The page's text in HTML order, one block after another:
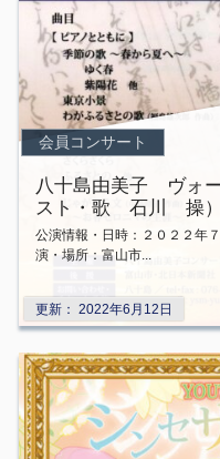
更新： 2022年6月12日
会員コンサート
八十島由美子 ヴォ
スト・歌 石川 操）
公演情報・日時：２０２２年
演・場所：富山市...